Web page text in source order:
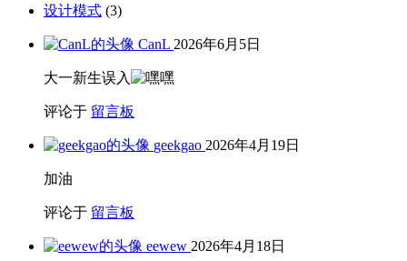
设计模式 (3)
CanL 2026年6月5日
大一新生误入
评论于 留言板
geekgao 2026年4月19日
加油
评论于 留言板
eewew 2026年4月18日